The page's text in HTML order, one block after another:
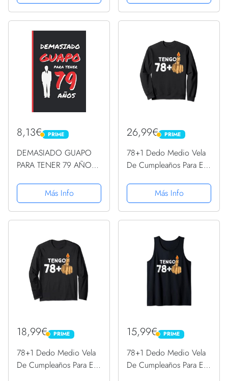
8,13€ PRIME
PRIME
DEMASIADO GUAPO
PARA TENER 79 AÑOS:
CUMPLEAÑOS
ORIGINAL Y DIVERTIDO
PARA HOMBRE | pareja,
Aniversario, Día de San
... Diario...
Más Info
26,99€ PRIME
PRIME
78+1 Dedo Medio Vela
De Cumpleaños Para El
SudaderaMás Info
18,99€ PRIME
PRIME
78+1 Dedo Medio Vela
De Cumpleaños Para El
15,99€ PRIME
PRIME
78+1 Dedo Medio Vela
De Cumpleaños Para El